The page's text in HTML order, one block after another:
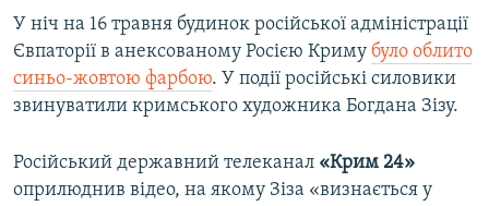
У ніч на 16 травня будинок російської адміністрації
Євпаторії в анексованому Росією Криму було облито
синьо-жовтою фарбою. У події російські силовики
звинуватили кримського художника Богдана Зізу.
Російський державний телеканал «Крим 24»
оприлюднив відео, на якому Зіза «визнається у